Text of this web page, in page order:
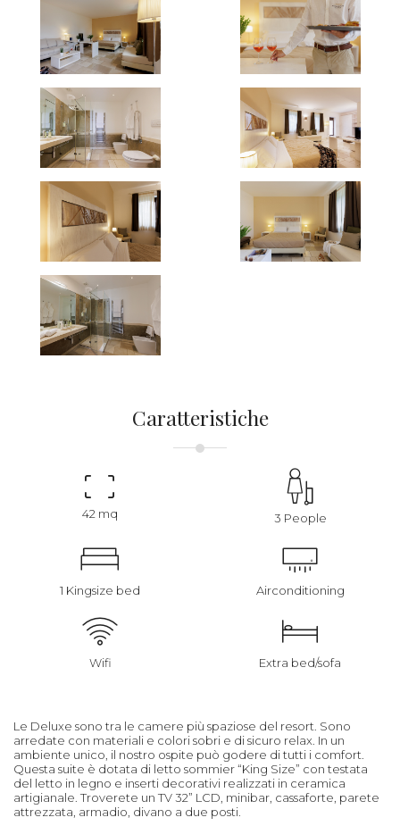
Caratteristiche
42 mq 3 People
1 Kingsize bed Airconditioning
Wifi Extra bed/sofa
Le Deluxe sono tra le camere più spaziose del resort. Sono
arredate con materiali e colori sobri e di sicuro relax. In un
ambiente unico, il nostro ospite può godere di tutti i comfort.
Questa suite è dotata di letto sommier “King Size” con testata
del letto in legno e inserti decorativi realizzati in ceramica
artigianale. Troverete un TV 32” LCD, minibar, cassaforte, parete
attrezzata, armadio, divano a due posti.